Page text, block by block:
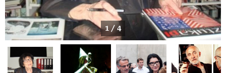
1 / 4